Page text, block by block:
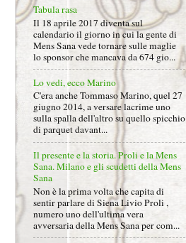
Tabula rasa
Il 18 aprile 2017 diventa sul
calendario il giorno in cui la gente di
Mens Sana vede tornare sulle maglie
lo sponsor che mancava da 674 gio...
Lo vedi, ecco Marino
C'era anche Tommaso Marino, quel 27
giugno 2014, a versare lacrime uno
sulla spalla dell'altro su quello spicchio
di parquet davant...
Il presente e la storia. Proli e la Mens
Sana. Milano e gli scudetti della Mens
Sana
Non è la prima volta che capita di
sentir parlare di Siena Livio Proli ,
numero uno dell'ultima vera
avversaria della Mens Sana per com...